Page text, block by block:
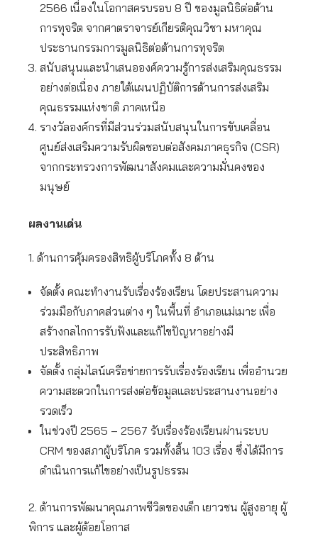
2566 เนื่องในโอกาสครบรอบ 8 ปี ของมูลนิธิต่อต้าน
การทุจริต จากศาตราจารย์เกียรติคุณวิชา มหาคุณ
ประธานกรรมการมูลนิธิต่อต้านการทุจริต
สนับสนุนและนำเสนอองค์ความรู้การส่งเสริมคุณธรรม
อย่างต่อเนื่อง ภายใต้แผนปฏิบัติการด้านการส่งเสริม
คุณธรรมแห่งชาติ ภาคเหนือ
รางวัลองค์กรที่มีส่วนร่วมสนับสนุนในการขับเคลื่อน
ศูนย์ส่งเสริมความรับผิดชอบต่อสังคมภาคธุรกิจ (CSR)
จากกระทรวงการพัฒนาสังคมและความมั่นคงของ
มนุษย์
ผลงานเด่น
1. ด้านการคุ้มครองสิทธิผู้บริโภคทั้ง 8 ด้าน
จัดตั้ง คณะทำงานรับเรื่องร้องเรียน โดยประสานความ
ร่วมมือกับภาคส่วนต่าง ๆ ในพื้นที่ อำเภอแม่เมาะ เพื่อ
สร้างกลไกการรับฟังและแก้ไขปัญหาอย่างมี
ประสิทธิภาพ
จัดตั้ง กลุ่มไลน์เครือข่ายการรับเรื่องร้องเรียน เพื่ออำนวย
ความสะดวกในการส่งต่อข้อมูลและประสานงานอย่าง
รวดเร็ว
ในช่วงปี 2565 – 2567 รับเรื่องร้องเรียนผ่านระบบ
CRM ของสภาผู้บริโภค รวมทั้งสิ้น 103 เรื่อง ซึ่งได้มีการ
ดำเนินการแก้ไขอย่างเป็นรูปธรรม
2. ด้านการพัฒนาคุณภาพชีวิตของเด็ก เยาวชน ผู้สูงอายุ ผู้
พิการ และผู้ด้อยโอกาส